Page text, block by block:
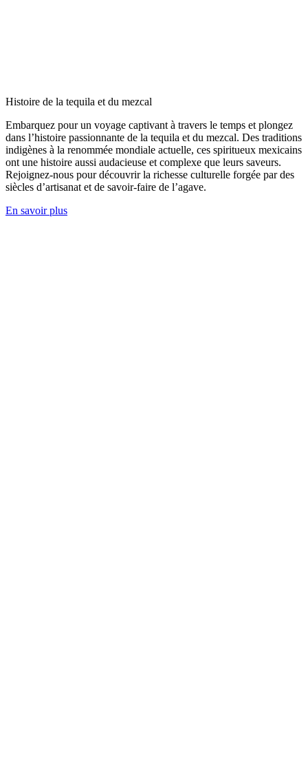
Histoire de la tequila et du mezcal
Embarquez pour un voyage captivant à travers le temps et plongez
dans l’histoire passionnante de la tequila et du mezcal. Des traditions
indigènes à la renommée mondiale actuelle, ces spiritueux mexicains
ont une histoire aussi audacieuse et complexe que leurs saveurs.
Rejoignez-nous pour découvrir la richesse culturelle forgée par des
siècles d’artisanat et de savoir-faire de l’agave.
En savoir plus